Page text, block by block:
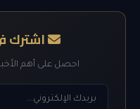
اشترك
احصل على أهم